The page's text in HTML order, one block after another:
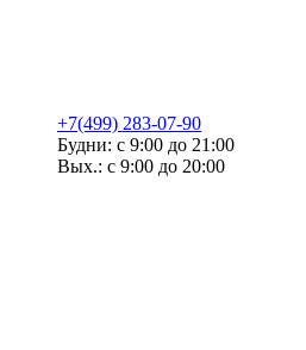
+7(499) 283-07-90
Будни: с 9:00 до 21:00
Вых.: с 9:00 до 20:00